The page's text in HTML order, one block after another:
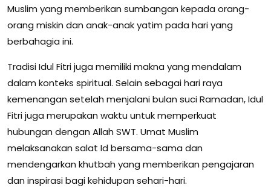
Muslim yang memberikan sumbangan kepada orang-
orang miskin dan anak-anak yatim pada hari yang
berbahagia ini.
Tradisi Idul Fitri juga memiliki makna yang mendalam
dalam konteks spiritual. Selain sebagai hari raya
kemenangan setelah menjalani bulan suci Ramadan, Idul
Fitri juga merupakan waktu untuk memperkuat
hubungan dengan Allah SWT. Umat Muslim
melaksanakan salat Id bersama-sama dan
mendengarkan khutbah yang memberikan pengajaran
dan inspirasi bagi kehidupan sehari-hari.